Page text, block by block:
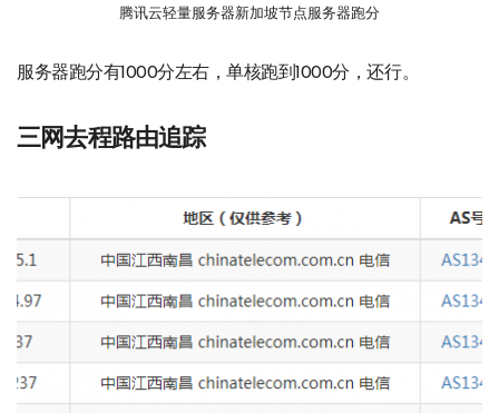
腾讯云轻量服务器新加坡节点服务器跑分
服务器跑分有1000分左右，单核跑到1000分，还行。
三网去程路由追踪